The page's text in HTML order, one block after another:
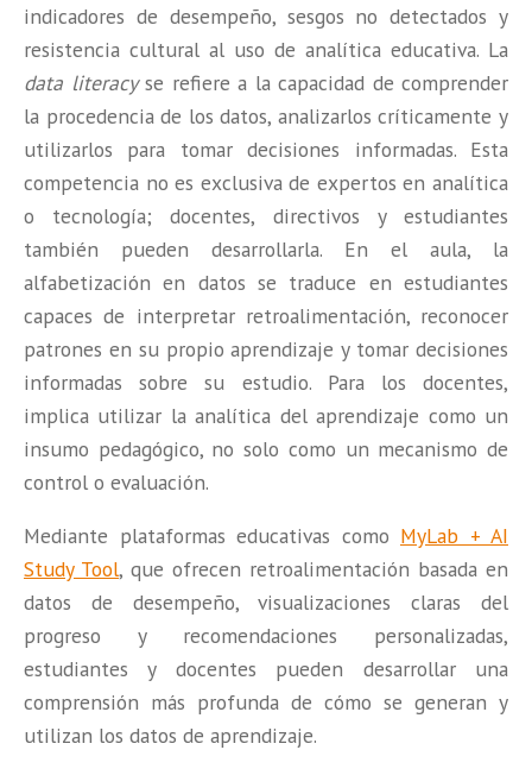
indicadores de desempeño, sesgos no detectados y
resistencia cultural al uso de analítica educativa. La
data literacyse refiere a la capacidad de comprender
la procedencia de los datos, analizarlos críticamente y
utilizarlos para tomar decisiones informadas. Esta
competencia no es exclusiva de expertos en analítica
o tecnología; docentes, directivos y estudiantes
también pueden desarrollarla. En el aula, la
alfabetización en datos se traduce en estudiantes
capaces de interpretar retroalimentación, reconocer
patrones en su propio aprendizaje y tomar decisiones
informadas sobre su estudio. Para los docentes,
implica utilizar la analítica del aprendizaje como un
insumo pedagógico, no solo como un mecanismo de
control o evaluación.
Mediante plataformas educativas como MyLab + AI
Study Tool, que ofrecen retroalimentación basada en
datos de desempeño, visualizaciones claras del
progreso y recomendaciones personalizadas,
estudiantes y docentes pueden desarrollar una
comprensión más profunda de cómo se generan y
utilizan los datos de aprendizaje.